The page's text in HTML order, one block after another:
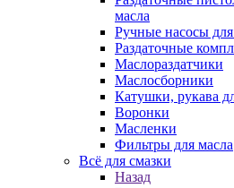
масла
Ручные насосы
Раздаточные
Маслораздатчики
Маслосборники
Катушки, рукава
Воронки
Масленки
Фильтры для масла
Всё для смазки
Назад